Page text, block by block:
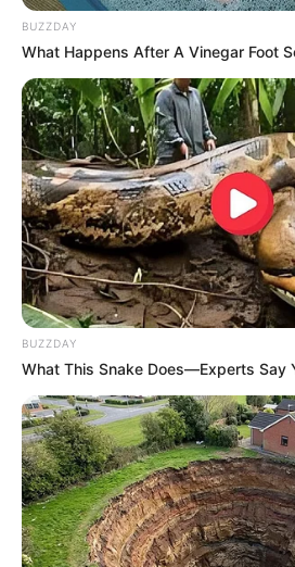
Educação e Transformação
BUZZDAY
What Happens After A Vinegar Foot
BUZZDAY
What This Snake Does—Experts Say